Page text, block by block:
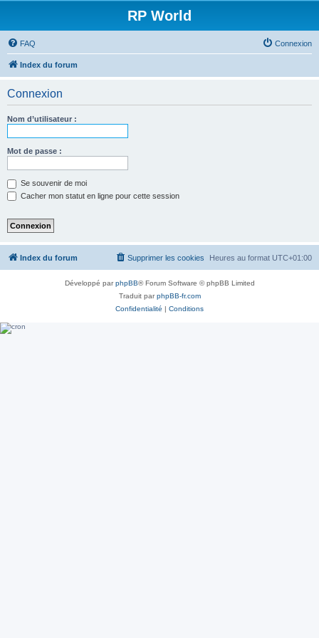
RP World
FAQ Connexion
Index du forum
Connexion
Nom d’utilisateur :
Mot de passe :
Se souvenir de moi
Cacher mon statut en ligne pour cette session
Index du forum Heures au format UTC+01:00
Supprimer les cookies
Développé parphpBB® Forum Software © phpBB Limited
Traduit parphpBB-fr.com
Confidentialité | Conditions